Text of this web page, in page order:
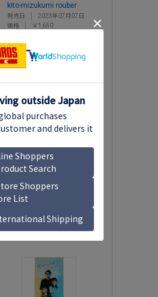
kito-mizukumi rouber
発売日
2023年07月07日
価格
￥1,650
ストレンジ・フューチャ
ー/あいまいみー＜限定盤
＞
発売日
2023年07月07日
価格